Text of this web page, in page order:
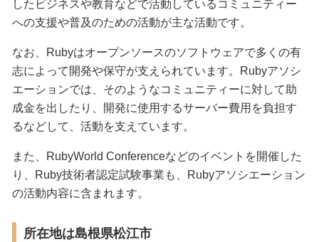
したビジネスや教育などで活動しているコミュニティー
への支援や普及のための活動が主な活動です。
なお、Rubyはオープンソースのソフトウェアで多くの有
志によって開発や保守が支えられています。Rubyアソシ
エーションでは、そのようなコミュニティーに対して助
成金を出したり、開発に使用するサーバー費用を負担す
るなどして、活動を支えています。
また、RubyWorld Conferenceなどのイベントを開催した
り、Ruby技術者認定試験事業も、Rubyアソシエーション
の活動内容に含まれます。
所在地は島根県松江市